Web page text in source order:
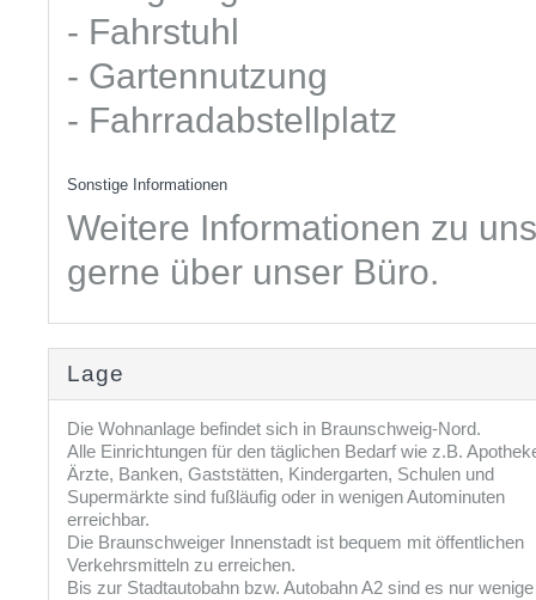
- Fahrstuhl
- Gartennutzung
- Fahrradabstellplatz
Sonstige Informationen
Weitere Informationen zu
gerne über unser Büro.
Lage
Die Wohnanlage befindet sich in Braunschweig-Nord.
Alle Einrichtungen für den täglichen Bedarf wie z.B.
Ärzte, Banken, Gaststätten, Kindergarten, Schulen und
Supermärkte sind fußläufig oder in wenigen Autominuten
erreichbar.
Die Braunschweiger Innenstadt ist bequem mit öffentlichen
Verkehrsmitteln zu erreichen.
Bis zur Stadtautobahn bzw. Autobahn A2 sind es nur wenige